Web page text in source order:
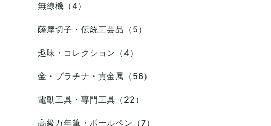
無線機（4）
薩摩切子・伝統工芸品（5）
趣味・コレクション（4）
金・プラチナ・貴金属（56）
電動工具・専門工具（22）
高級万年筆・ボールペン（7）